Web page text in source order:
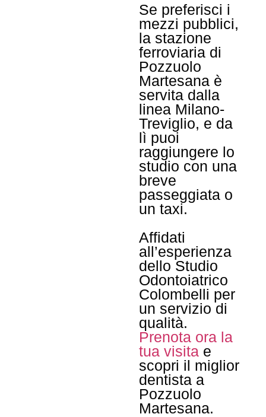
Se preferisci i
mezzi pubblici,
la stazione
ferroviaria di
Pozzuolo
Martesana è
servita dalla
linea Milano-
Treviglio, e da
lì puoi
raggiungere lo
studio con una
breve
passeggiata o
un taxi.
Affidati
all’esperienza
dello Studio
Odontoiatrico
Colombelli per
un servizio di
qualità.
Prenota ora la
tua visita e
scopri il miglior
dentista a
Pozzuolo
Martesana.